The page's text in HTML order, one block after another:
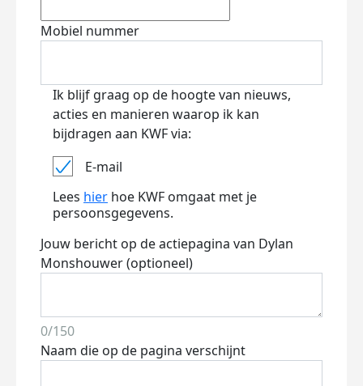
Mobiel nummer
Ik blijf graag op de hoogte van nieuws,
acties en manieren waarop ik kan
bijdragen aan KWF via:
E-mail
Lees hier hoe KWF omgaat met je
persoonsgegevens.
Jouw bericht op de actiepagina van Dylan
Monshouwer (optioneel)
0/150
Naam die op de pagina verschijnt